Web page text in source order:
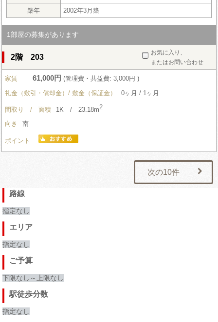
築年
2002年3月築
1部屋の募集があります
お気に入り、
またはお問い合わせ
2階 203
家賃 61,000円 (管理費・共益費: 3,000円 )
礼金（敷引・償却金）/ 敷金（保証金）
0ヶ月 / 1ヶ月
間取り / 面積 1K / 23.18m2
向き 南
ポイント
次の10件
路線
指定なし
エリア
指定なし
ご予算
下限なし～上限なし
駅徒歩分数
指定なし